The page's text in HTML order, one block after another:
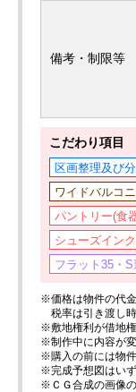
備考・制限等
こだわり項目
区画整理及び
ワイドバルコ
パントリー(食
シューズイン
フラット35・
※価格は物件の代
税率は引き渡し
※敷地権利が借地
※制作中に内容が
※購入の前には物
※完成予想図はい
※ＣＧ合成の画像